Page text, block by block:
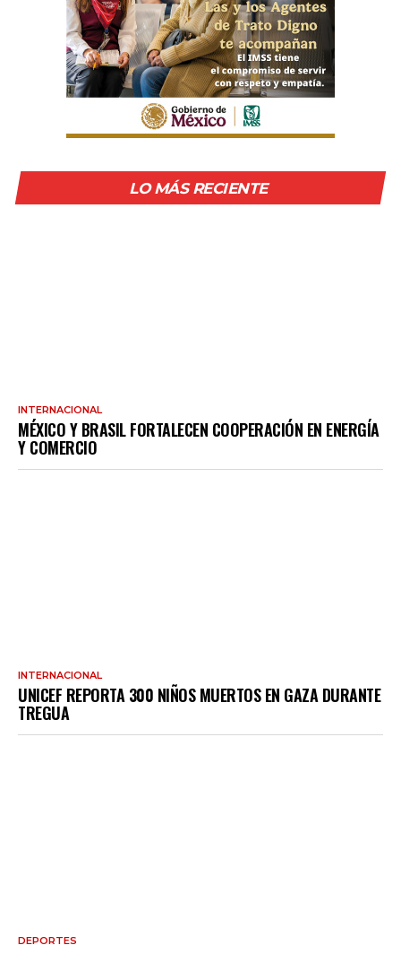
LO MÁS RECIENTE
INTERNACIONAL
MÉXICO Y BRASIL FORTALECEN COOPERACIÓN EN ENERGÍA
Y COMERCIO
INTERNACIONAL
UNICEF REPORTA 300 NIÑOS MUERTOS EN GAZA DURANTE
TREGUA
DEPORTES